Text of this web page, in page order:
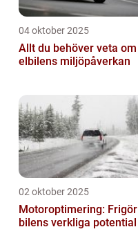
04 oktober 2025
Allt du behöver veta om
elbilens miljöpåverkan
02 oktober 2025
Motoroptimering: Frigör
bilens verkliga potential